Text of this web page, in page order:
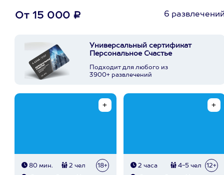
От 15 000 ₽ 6
Универсальный сертификат
Персональное Счастье
Подходит для любого из
3900+ развлечений
80 мин. 2 чел 18+ 2 часа 4-5 чел 12+